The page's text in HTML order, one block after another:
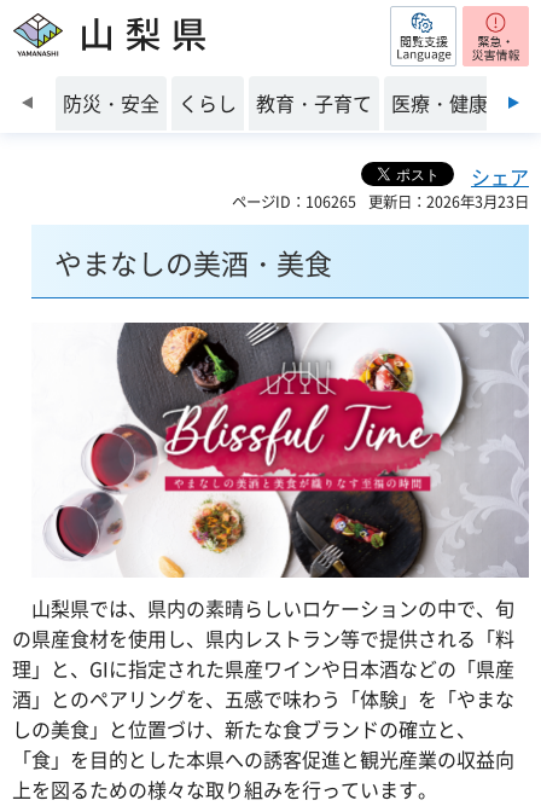
山梨県 閲覧支援
前のスライドを表示
防災・安全 くらし 教育・子育て 医療・健康・福
シェア
ページID：106265 更新日：2026年3月23日
やまなしの美酒・美食
山梨県では、県内の素晴らしいロケーションの中で、旬
の県産食材を使用し、県内レストラン等で提供される「料
理」と、GIに指定された県産ワインや日本酒などの「県産
酒」とのペアリングを、五感で味わう「体験」を「やまな
しの美食」と位置づけ、新たな食ブランドの確立と、
「食」を目的とした本県への誘客促進と観光産業の収益向
上を図るための様々な取り組みを行っています。